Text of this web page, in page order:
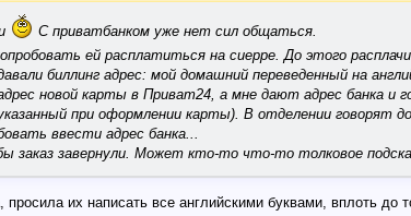
С приватбанком уже нет сил общаться.
ей расплатиться на сиерре. До этого
биллинг адрес: мой домашний переведенный на
новой карты в Приват24, а мне дают адрес банка и
при оформлении карты). В отделении говорят
ввести адрес банка...
заказ завернули. Может кто-то что-то толковое
их написать все английскими буквами, вплоть до